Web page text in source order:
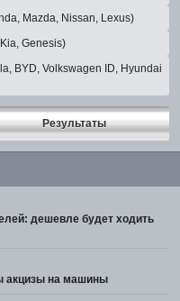
Mazda, Nissan, Lexus)
Genesis)
BYD, Volkswagen ID, Hyundai
Результаты
дешевле будет ходить
акцизы на машины